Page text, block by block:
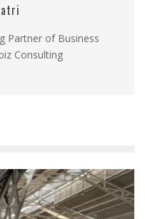
Partner of Business
Consulting